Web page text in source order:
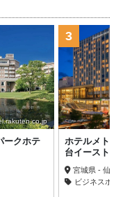
ークホテ
3
ホテルメト
台イースト
宮城県 - 仙
ビジネスホ